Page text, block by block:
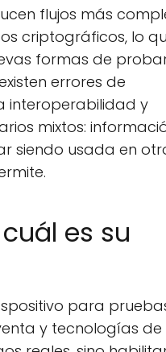
flujos más
criptográficos, lo
formas de
errores de
interoperabilidad y
mixtos:
siendo usada en
es su
para
y tecnologías